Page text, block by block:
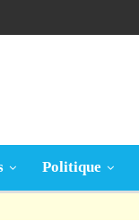
Politique